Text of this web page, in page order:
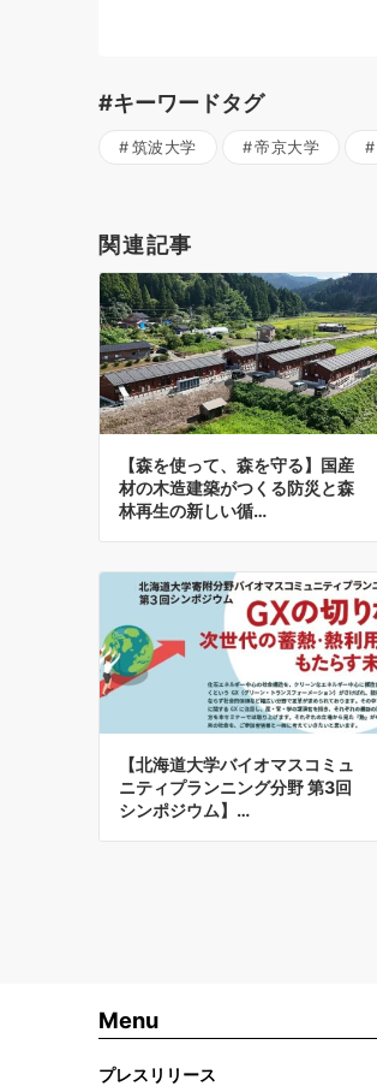
#キーワードタグ
筑波大学 帝京大学
関連記事
【森を使って、森を守る】国産
材の木造建築がつくる防災と森
林再生の新しい循…
【北海道大学バイオマスコミュ
ニティプランニング分野 第3回
シンポジウム】…
Menu
プレスリリース